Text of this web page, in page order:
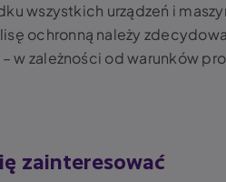
wszystkich urządzeń i
ochronną należy
w zależności od warunków
zainteresować